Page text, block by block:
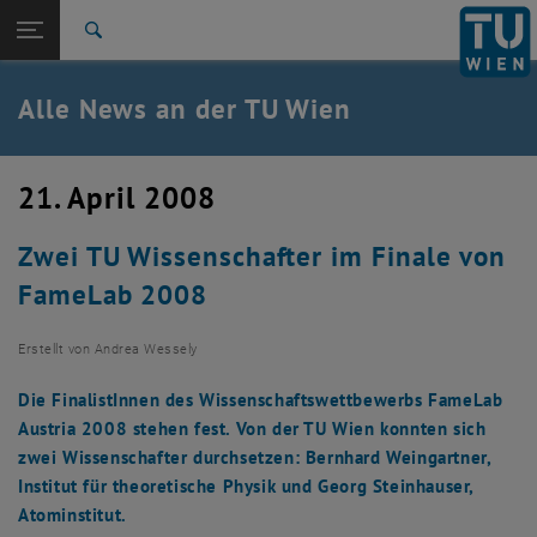
TU Login
Quicklinks
Quicklinks-Menü umschalten
Studium
Karriere
Zurück: Subseiten von TU Wien Startseite auflisten
Zurück zur letzten Ebene:
TU Wien Startseite
Übersicht
Alle News an der TU Wien
21. April 2008
Zwei TU Wissenschafter im Finale von
FameLab 2008
Erstellt von Andrea Wessely
Die FinalistInnen des Wissenschaftswettbewerbs FameLab
Austria 2008 stehen fest. Von der TU Wien konnten sich
zwei Wissenschafter durchsetzen: Bernhard Weingartner,
Institut für theoretische Physik und Georg Steinhauser,
Atominstitut.